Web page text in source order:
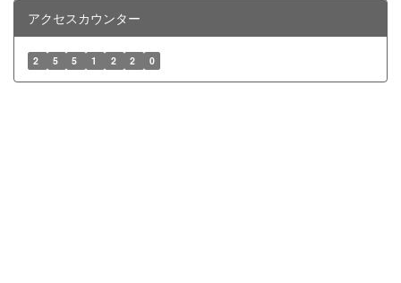
アクセスカウンター
2 5 5 1 2 2 0